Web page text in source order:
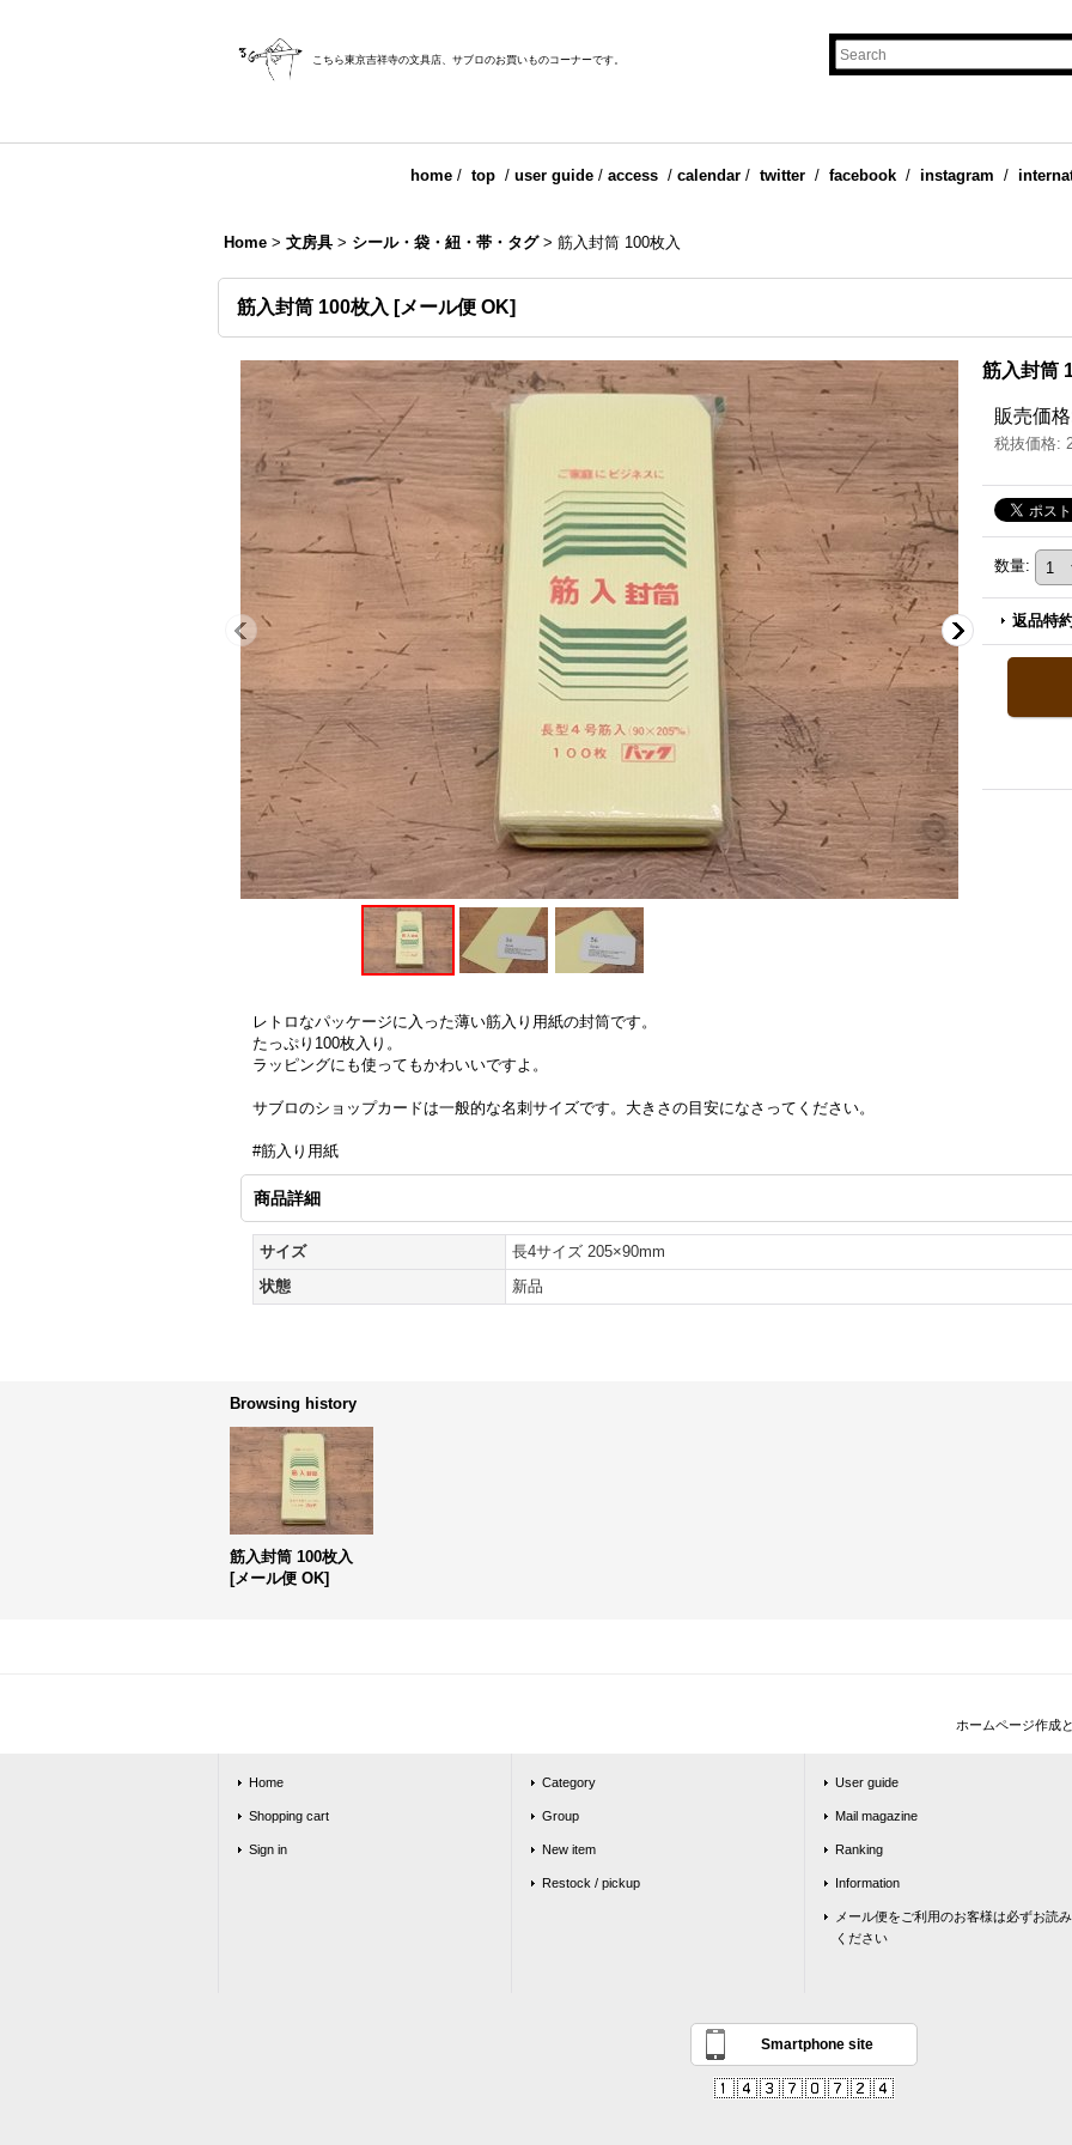
こちら東京吉祥寺の文具店、サブロのお買いものコーナーです。
home/ top/ user guide/ access/ calendar/ twitter/ facebook/ instagram /
Home > 文房具 > シール・袋・紐・帯・タグ > 筋入封筒 100枚入
筋入封筒 100枚入 [メール便 OK]
筋入封筒
販売価格
税抜価格:
数量:
返品特
レトロなパッケージに入った薄い筋入り用紙の封筒です。
たっぷり100枚入り。
ラッピングにも使ってもかわいいですよ。
サブロのショップカードは一般的な名刺サイズです。大きさの目安になさってください。
#筋入り用紙
商品詳細
サイズ
長4サイズ 205×90mm
状態
新品
Browsing history
筋入封筒 100枚入
[メール便 OK]
ホームページ作成
Home
Shopping cart
Sign in
Category
Group
New item
Restock / pickup
User guide
Mail magazine
Ranking
Information
メール便をご利用のお客様は必ずお読み
ください
Smartphone site